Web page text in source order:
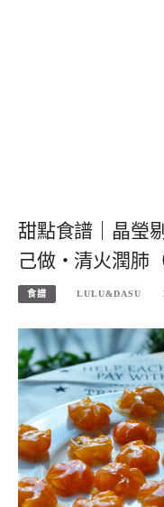
甜點食譜｜晶瑩
己做・清火潤肺
食譜 LULU&DASU